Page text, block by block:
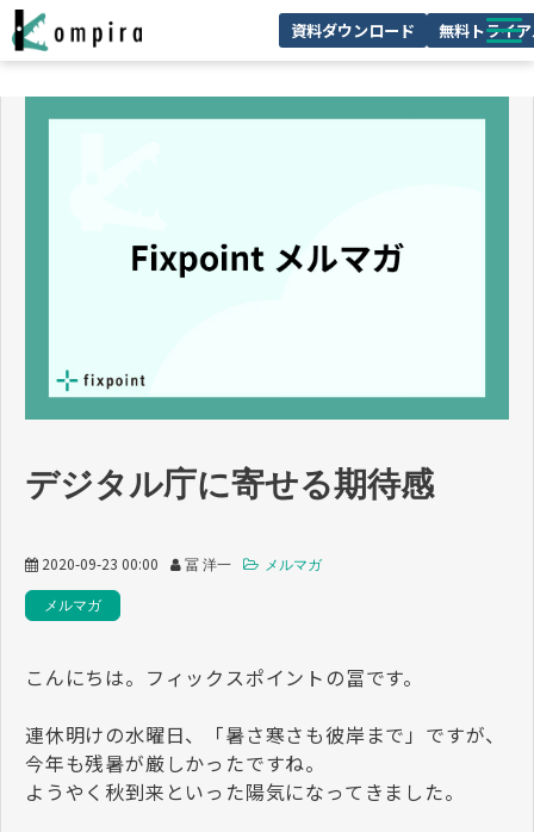
資料ダウンロード 無料トライ
技術情報
デジタル庁に寄せる期待感
2020-09-23 00:00 冨 洋一 メルマガ
メルマガ
こんにちは。フィックスポイントの冨です。
連休明けの水曜日、「暑さ寒さも彼岸まで」ですが、
今年も残暑が厳しかったですね。
ようやく秋到来といった陽気になってきました。